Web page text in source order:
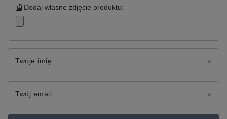
Dodaj własne zdjęcie produktu:
Twoje imię
Twój email